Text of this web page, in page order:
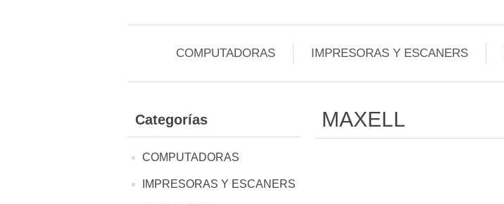
COMPUTADORAS IMPRESORAS Y ESCANERS
Categorías
COMPUTADORAS
IMPRESORAS Y ESCANERS
MAXELL